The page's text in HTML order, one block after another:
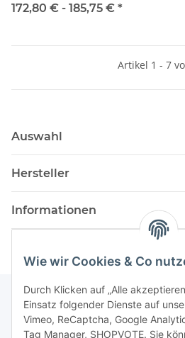
Wie wir Cookies & Co
Durch Klicken auf „Alle
Einsatz folgender Dienste auf
Vimeo, ReCaptcha, Google
Tag Manager, SHOPVOTE. Sie
172,80 € - 185,75 € *
Artikel 1 - 7
Auswahl
Hersteller
Informationen
Newsletter